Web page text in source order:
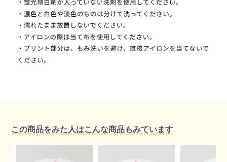
この商品をみた人はこんな商品もみています